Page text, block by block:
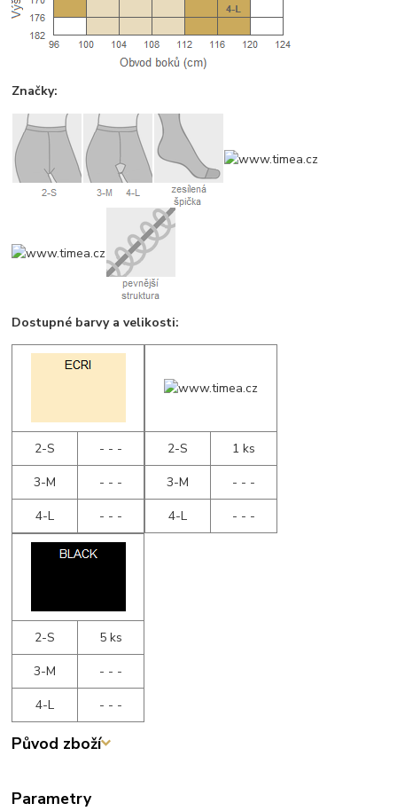
Značky:
Dostupné barvy a velikosti:
2-S
- - -
3-M
- - -
4-L
- - -
2-S
1 ks
3-M
- - -
4-L
- - -
2-S
5 ks
3-M
- - -
4-L
- - -
Původ zboží
Parametry